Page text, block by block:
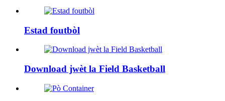
Estad foutbòl
Download jwèt la Field Basketball